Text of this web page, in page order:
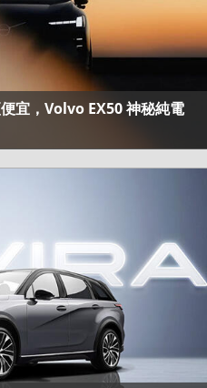
宜，Volvo EX50 神秘純電